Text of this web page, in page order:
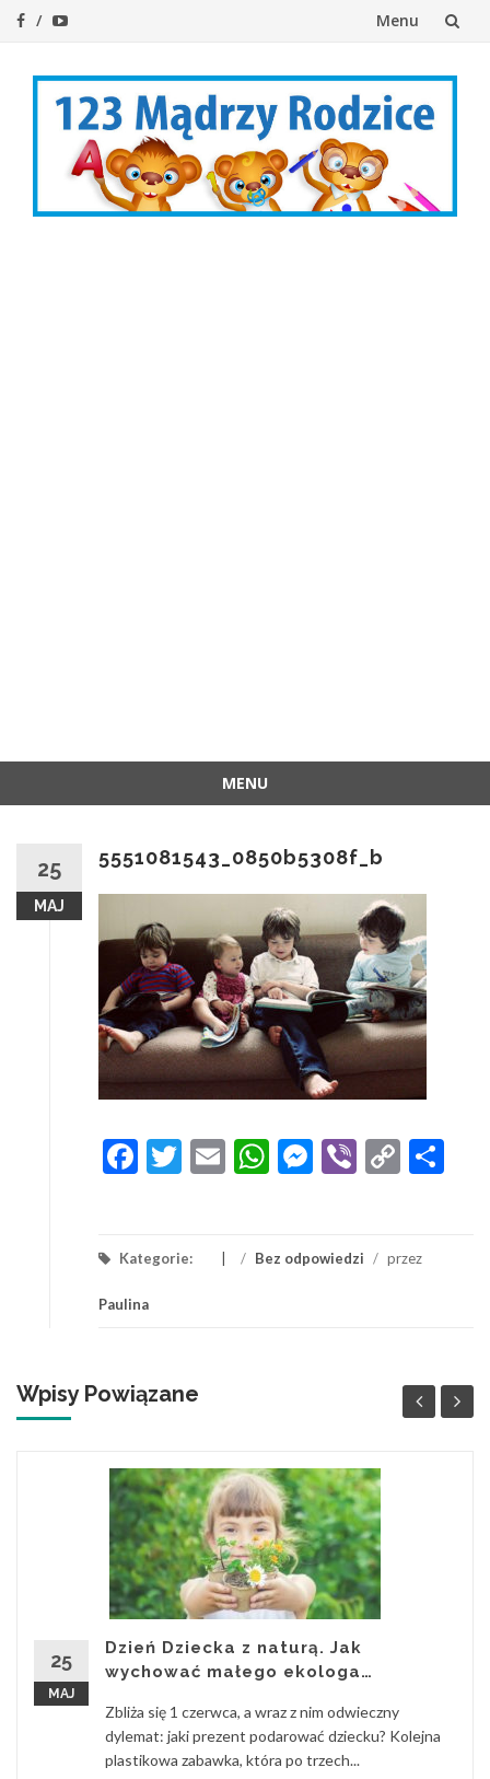
Menu
MENU
25
MAJ
5551081543_0850b5308f_b
Facebook
Twitter
EmailWhatsApp
Messenger
Viber
Copy
Kategorie: / Bez odpowiedzi / przez
Paulina
Wpisy Powiązane
25
MAJ
Dzień Dziecka z naturą. Jak
wychować małego ekologa…
Zbliża się 1 czerwca, a wraz z nim odwieczny
dylemat: jaki prezent podarować dziecku? Kolejna
plastikowa zabawka, która po trzech...